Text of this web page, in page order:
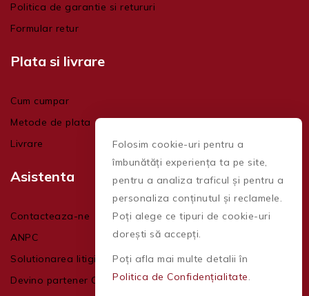
Politica de garantie si retururi
Formular retur
Plata si livrare
Cum cumpar
Metode de plata
Livrare
Asistenta
Contacteaza-ne
ANPC
Solutionarea litigiilor
Devino partener CAProfile
Folosim cookie-uri pentru a
îmbunătăți experiența ta pe site,
pentru a analiza traficul și pentru a
personaliza conținutul și reclamele.
Poți alege ce tipuri de cookie-uri
dorești să accepți.
Poți afla mai multe detalii în
Politica de Confidențialitate.